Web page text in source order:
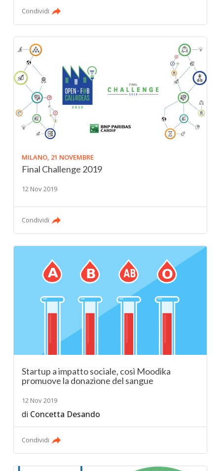
Condividi
MILANO, 21 NOVEMBRE
Final Challenge 2019
12 Nov 2019
Condividi
Startup a impatto sociale, così Moodìka
promuove la donazione del sangue
12 Nov 2019
di Concetta Desando
Condividi